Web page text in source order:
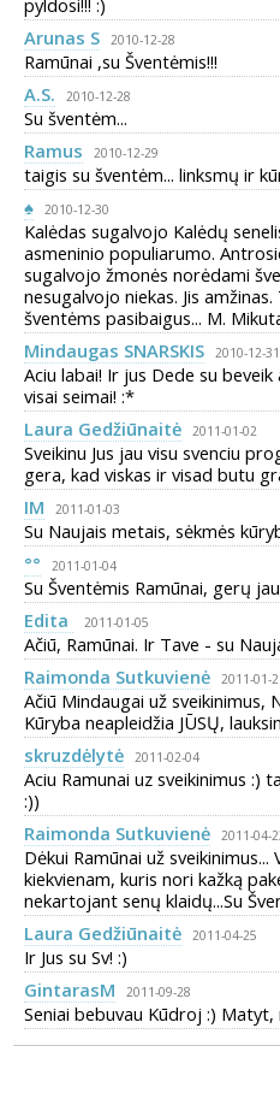
pyldosi!!! :)
Arunas S
2010-12-28
Ramūnai ,su Šventėmis!!!
A.S.
2010-12-28
Su šventėm...
Ramus
2010-12-29
taigis su šventėm... linksmų ir
♠
2010-12-30
Kalėdas sugalvojo Kalėdų
asmeninio populiarumo.
sugalvojo žmonės norėdami
nesugalvojo niekas. Jis
šventėms pasibaigus... M.
Mindaugas SNARSKIS
2010-12-31
Aciu labai! Ir jus Dede su
visai seimai! :*
Laura Gedžiūnaitė
2011-01-02
Sveikinu Jus jau visu svenciu
gera, kad viskas ir visad butu
IM
2011-01-03
Su Naujais metais, sėkmės
°°
2011-01-04
Su Šventėmis Ramūnai, gerų
Edita
2011-01-05
Ačiū, Ramūnai. Ir Tave - su
Raimonda Sutkuvienė
2011-01-
Ačiū Mindaugai už
Kūryba neapleidžia JŪSŲ,
skruzdėlytė
2011-02-04
Aciu Ramunai uz sveikinimus :)
:))
Raimonda Sutkuvienė
2011-04-
Dėkui Ramūnai už
kiekvienam, kuris nori kažką
nekartojant senų klaidų...Su
Laura Gedžiūnaitė
2011-04-25
Ir Jus su Sv! :)
GintarasM
2011-09-28
Seniai bebuvau Kūdroj :)